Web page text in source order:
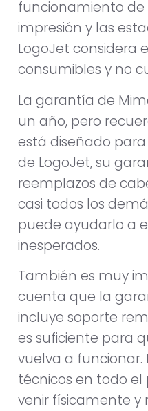
funcionamiento de
impresión y las
LogoJet considera
consumibles y no
La garantía de
un año, pero
está diseñado
de LogoJet, su
reemplazos de
casi todos los
puede ayudarlo a
inesperados.
También es muy
cuenta que la
incluye soporte
es suficiente para
vuelva a funcionar.
técnicos en todo
venir físicamente y